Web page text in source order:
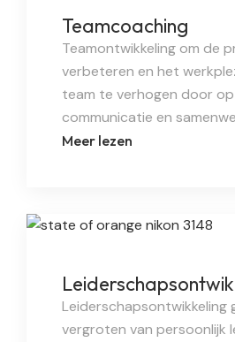
Teamcoaching
Teamontwikkeling om de
verbeteren en het
team te verhogen door
communicatie en
Meer lezen
Leiderschapsontwikkeling
vergroten van persoonlijk